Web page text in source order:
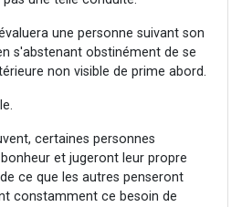
une personne suivant son
s'abstenant obstinément de se
non visible de prime abord.
certaines personnes
et jugeront leur propre
de ce que les autres penseront
constamment ce besoin de